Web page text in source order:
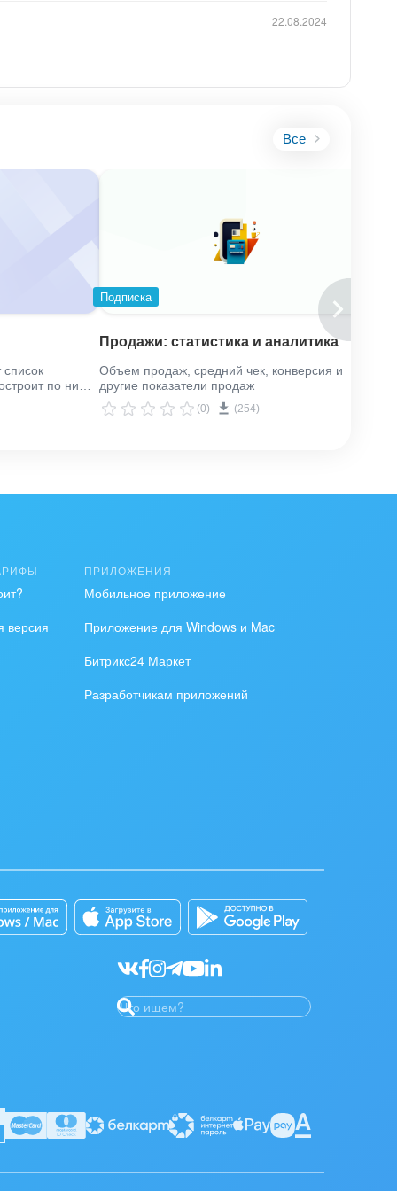
22.08.2024
Все
по ним
Подписка
Продажи: статистика и аналитика
Объем продаж, средний чек, конверсия и
другие показатели продаж
(0) (254)
версия
ПРИЛОЖЕНИЯ
Мобильное приложение
Приложение для Windows и Mac
Битрикс24 Маркет
Разработчикам приложений